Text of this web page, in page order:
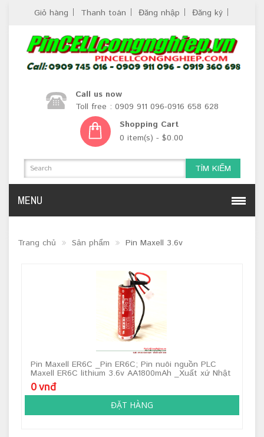
Giỏ hàng Thanh toán Đăng nhập Đăng ký
Call us now
Toll free : 0909 911 096-0916 658 628
Shopping Cart
0 item(s) - $0.00
TÌM KIẾM
MENU
Trang chủ Sản phẩm Pin Maxell 3.6v
Pin Maxell ER6C _Pin ER6C; Pin nuôi nguồn PLC
Maxell ER6C lithium 3.6v AA1800mAh _Xuất xứ Nhật
0 vnđ
ĐẶT HÀNG